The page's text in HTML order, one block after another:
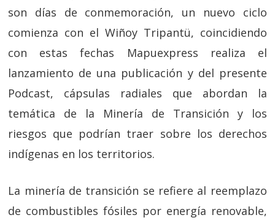
son días de conmemoración, un nuevo ciclo
comienza con el Wiñoy Tripantü, coincidiendo
con estas fechas Mapuexpress realiza el
lanzamiento de una publicación y del presente
Podcast, cápsulas radiales que abordan la
temática de la Minería de Transición y los
riesgos que podrían traer sobre los derechos
indígenas en los territorios.
La minería de transición se refiere al reemplazo
de combustibles fósiles por energía renovable,